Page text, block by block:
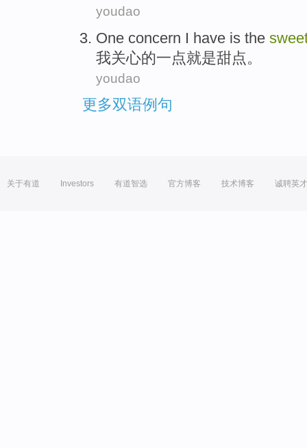
youdao
One concern I have is the
我关心的一点就是甜点。
youdao
更多双语例句
关于有道 Investors 有道智选 官方博客 技术博客 诚聘英才